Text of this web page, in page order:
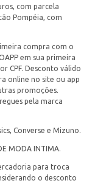
com parcela
Pompéia, com
compra com o
em sua primeira
CPF. Desconto válido
online no site ou app
promoções.
pela marca
Converse e Mizuno.
MODA INTIMA.
para troca
o desconto